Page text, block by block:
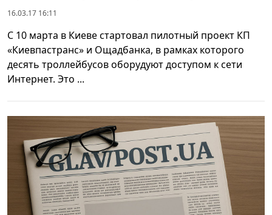
16.03.17 16:11
С 10 марта в Киеве стартовал пилотный проект КП
«Киевпастранс» и Ощадбанка, в рамках которого
десять троллейбусов оборудуют доступом к сети
Интернет. Это ...